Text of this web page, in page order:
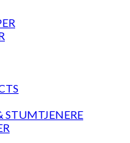
STUMTJENERE